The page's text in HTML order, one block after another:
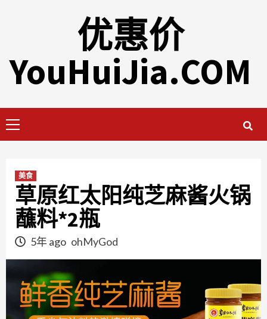
优惠价
YouHuiJia.COM
Menu
美食
草原红太阳纯芝麻酱火锅
蘸料*2瓶
5年 ago ohMyGod